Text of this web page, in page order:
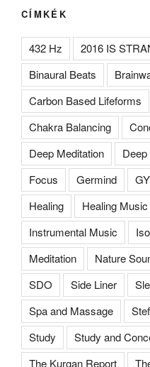
CÍMKÉK
432 Hz 2016 IS
Binaural Beats
Carbon Based Lifeforms
Chakra Balancing
Deep Meditation
Focus
Germind
Healing
Healing
Instrumental Music
Meditation
Nature
SDO
Side Liner
Spa and Massage
Study
Study and
The Kurgan Report